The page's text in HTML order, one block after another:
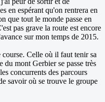
en espérant qu'on rentrera en
que tout le monde passe en
pas grave la route est encore
sur mon temps de 2015.
Celle où il faut tenir sa
du mont Gerbier se passe très
concurrents des parcours
savoir où se trouve le groupe